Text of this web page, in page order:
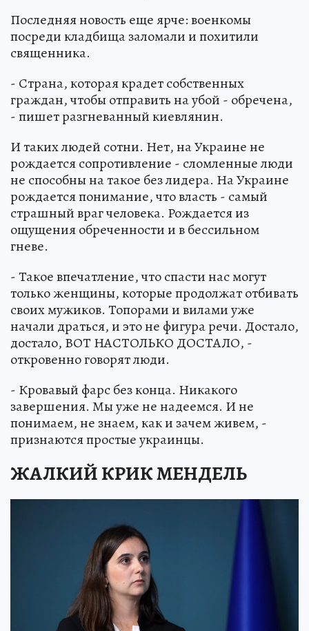
Последняя новость еще ярче: военкомы
посреди кладбища заломали и похитили
священника.
- Страна, которая крадет собственных
граждан, чтобы отправить на убой - обречена,
- пишет разгневанный киевлянин.
И таких людей сотни. Нет, на Украине не
рождается сопротивление - сломленные люди
не способны на такое без лидера. На Украине
рождается понимание, что власть - самый
страшный враг человека. Рождается из
ощущения обреченности и в бессильном
гневе.
- Такое впечатление, что спасти нас могут
только женщины, которые продолжат отбивать
своих мужиков. Топорами и вилами уже
начали драться, и это не фигура речи. Достало,
достало, ВОТ НАСТОЛЬКО ДОСТАЛО, -
откровенно говорят люди.
- Кровавый фарс без конца. Никакого
завершения. Мы уже не надеемся. И не
понимаем, не знаем, как и зачем живем, -
признаются простые украинцы.
ЖАЛКИЙ КРИК МЕНДЕЛЬ